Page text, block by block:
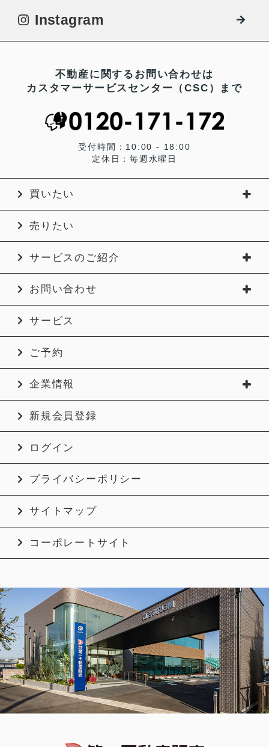
Instagram
不動産に関するお問い合わせは
カスタマーサービスセンター（CSC）まで
受付時間：10:00 - 18:00
定休日：毎週水曜日
買いたい
売りたい
サービスのご紹介
お問い合わせ
サービス
ご予約
企業情報
新規会員登録
ログイン
プライバシーポリシー
サイトマップ
コーポレートサイト